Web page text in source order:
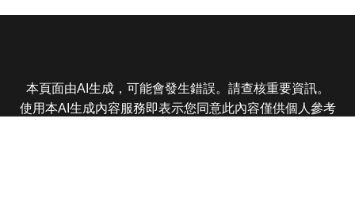
本頁面由AI生成，可能會發生錯誤。請查核重要資訊。
使用本AI生成內容服務即表示您同意此內容僅供個人參考